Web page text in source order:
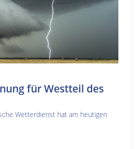
für Westteil des
Wetterdienst hat am heutigen